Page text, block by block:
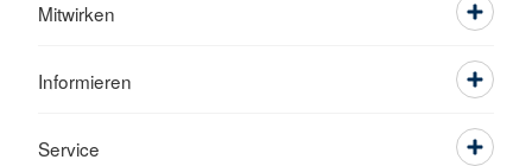
Mitwirken
Informieren
Service